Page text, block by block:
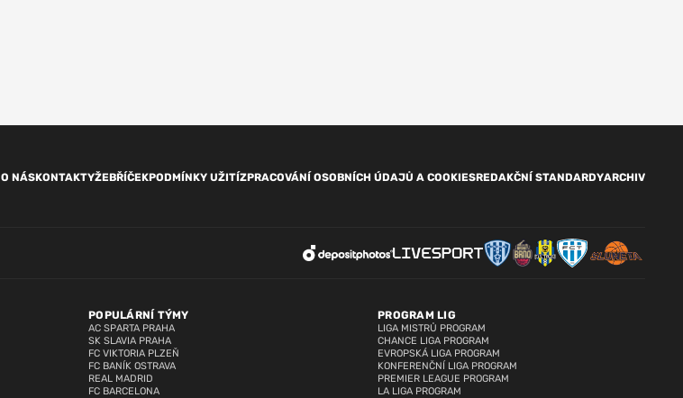
O NÁSKONTAKTYŽEBŘÍČEKPODMÍNKY UŽITÍZPRACOVÁNÍ OSOBNÍCH ÚDAJŮ A COOKIESREDAKČNÍ STANDARDYARCHIV
POPULÁRNÍ TÝMY
AC SPARTA PRAHA
SK SLAVIA PRAHA
FC VIKTORIA PLZEŇ
FC BANÍK OSTRAVA
REAL MADRID
FC BARCELONA
PROGRAM LIG
LIGA MISTRŮ PROGRAM
CHANCE LIGA PROGRAM
EVROPSKÁ LIGA PROGRAM
KONFERENČNÍ LIGA PROGRAM
PREMIER LEAGUE PROGRAM
LA LIGA PROGRAM